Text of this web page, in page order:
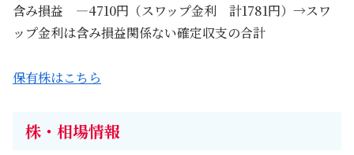
含み損益 ―4710円（スワップ金利 計1781円）→スワ
ップ金利は含み損益関係ない確定収支の合計
保有株はこちら
株・相場情報